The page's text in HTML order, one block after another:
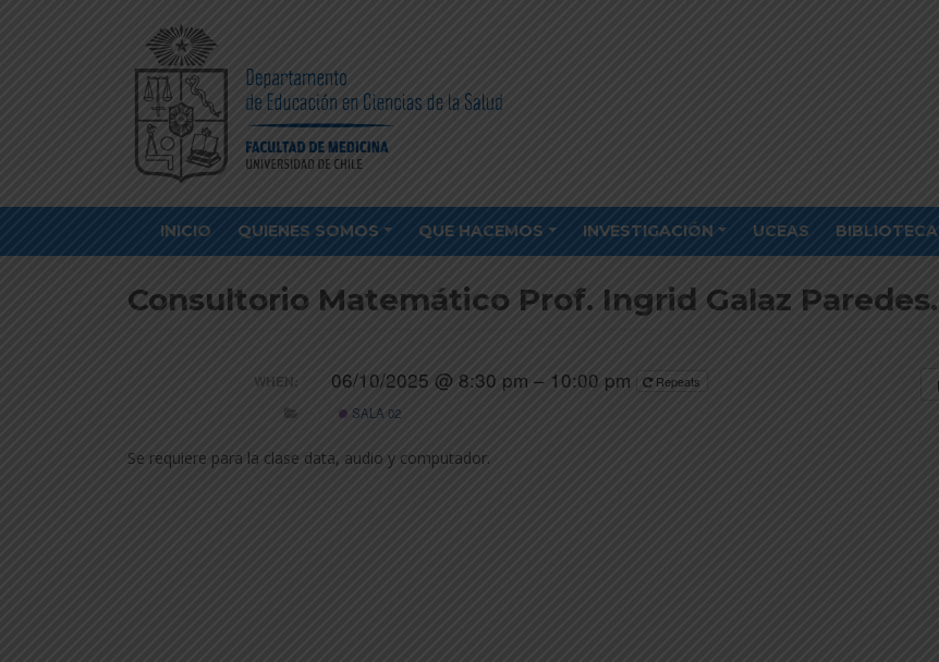
INICIO QUIENES SOMOS QUE HACEMOS INVESTIGACIÓN UCEAS BIBLIOTECA
Consultorio Matemático Prof. Ingrid Galaz Paredes.
WHEN: 06/10/2025 @ 8:30 pm – 10:00 pm
Repeats
SALA 02
Se requiere para la clase data, audio y computador.